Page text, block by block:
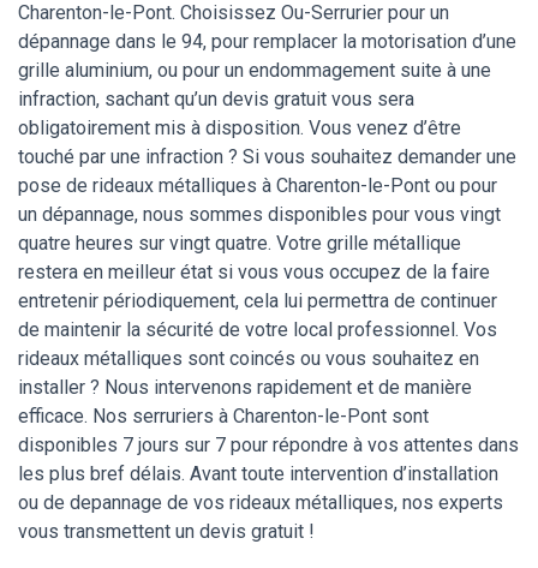
Charenton-le-Pont. Choisissez Ou-Serrurier pour un
dépannage dans le 94, pour remplacer la motorisation d’une
grille aluminium, ou pour un endommagement suite à une
infraction, sachant qu’un devis gratuit vous sera
obligatoirement mis à disposition. Vous venez d’être
touché par une infraction ? Si vous souhaitez demander une
pose de rideaux métalliques à Charenton-le-Pont ou pour
un dépannage, nous sommes disponibles pour vous vingt
quatre heures sur vingt quatre. Votre grille métallique
restera en meilleur état si vous vous occupez de la faire
entretenir périodiquement, cela lui permettra de continuer
de maintenir la sécurité de votre local professionnel. Vos
rideaux métalliques sont coincés ou vous souhaitez en
installer ? Nous intervenons rapidement et de manière
efficace. Nos serruriers à Charenton-le-Pont sont
disponibles 7 jours sur 7 pour répondre à vos attentes dans
les plus bref délais. Avant toute intervention d’installation
ou de depannage de vos rideaux métalliques, nos experts
vous transmettent un devis gratuit !